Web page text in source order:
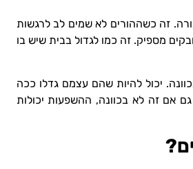
זה כשההורים לא שמים לב לרגשות
מספיק. זה כמו לגדול בבית שיש בו
יכול להיות שהם עצמם גדלו ככה
אם זה לא בכוונה, ההשפעות יכולות